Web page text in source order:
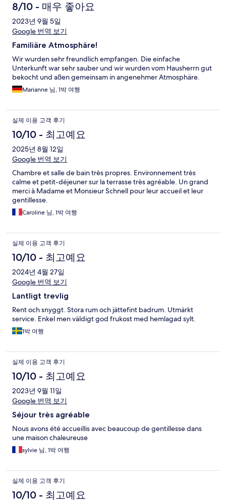
8/10 - 매우 좋아요
2023년 9월 5일
Google 번역 보기
Familiäre Atmosphäre!
Wir wurden sehr freundlich empfangen. Die einfache
Unterkunft war sehr sauber und wir wurden vom Hausherrn gut
bekocht und aßen gemeinsam in angenehmer Atmosphäre.
Marianne 님, 1박 여행
실제 이용 고객 후기
10/10 - 최고예요
2025년 8월 12일
Google 번역 보기
Chambre et salle de bain très propres. Environnement très
calme et petit-déjeuner sur la terrasse très agréable. Un grand
merci à Madame et Monsieur Schnell pour leur accueil et leur
gentillesse.
Caroline 님, 1박 여행
실제 이용 고객 후기
10/10 - 최고예요
2024년 4월 27일
Google 번역 보기
Lantligt trevlig
Rent och snyggt. Stora rum och jättefint badrum. Utmärkt
service. Enkel men väldigt god frukost med hemlagad sylt.
1박 여행
실제 이용 고객 후기
10/10 - 최고예요
2023년 9월 11일
Google 번역 보기
Séjour très agréable
Nous avons été accueillis avec beaucoup de gentillesse dans
une maison chaleureuse
sylvie 님, 1박 여행
실제 이용 고객 후기
10/10 - 최고예요